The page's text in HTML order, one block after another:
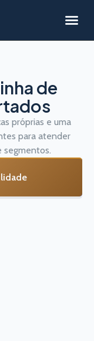
de
próprias e uma
para atender